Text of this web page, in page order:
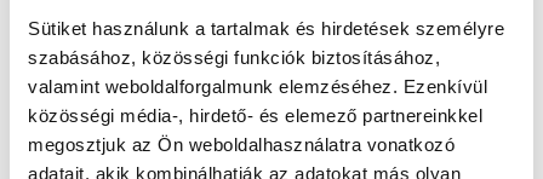
Sütiket használunk a tartalmak és hirdetések személyre
szabásához, közösségi funkciók biztosításához,
valamint weboldalforgalmunk elemzéséhez. Ezenkívül
közösségi média-, hirdető- és elemező partnereinkkel
megosztjuk az Ön weboldalhasználatra vonatkozó
adatait, akik kombinálhatják az adatokat más olyan